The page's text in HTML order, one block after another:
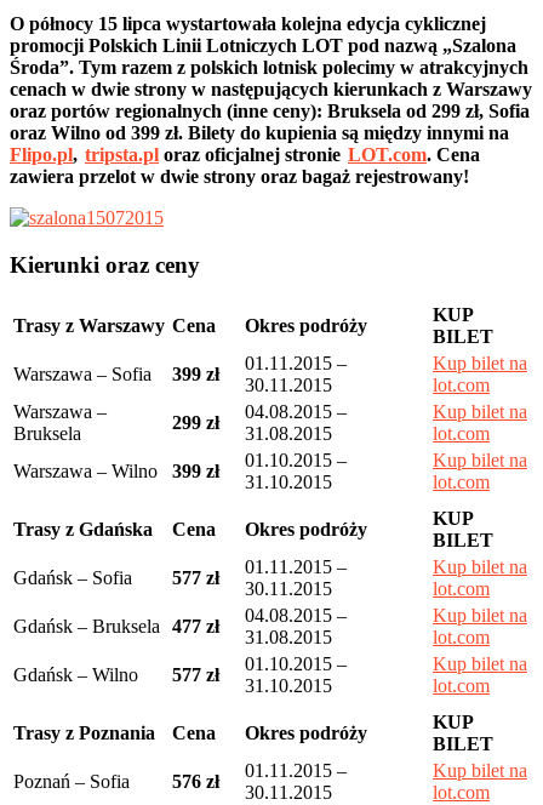
O północy 15 lipca wystartowała kolejna edycja cyklicznej
promocji Polskich Linii Lotniczych LOT pod nazwą „Szalona
Środa”. Tym razem z polskich lotnisk polecimy w atrakcyjnych
cenach w dwie strony w następujących kierunkach z Warszawy
oraz portów regionalnych (inne ceny): Bruksela od 299 zł, Sofia
oraz Wilno od 399 zł. Bilety do kupienia są między innymi na
Flipo.pl, tripsta.pl oraz oficjalnej stronie LOT.com. Cena
zawiera przelot w dwie strony oraz bagaż rejestrowany!
Kierunki oraz ceny
Trasy z Warszawy Cena Okres podróży
KUP
BILET
Warszawa – Sofia
399 zł
01.11.2015 –
30.11.2015
Kup bilet na
lot.com
Warszawa –
Bruksela
299 zł
04.08.2015 –
31.08.2015
Kup bilet na
lot.com
Warszawa – Wilno
399 zł
01.10.2015 –
31.10.2015
Kup bilet na
lot.com
Trasy z Gdańska Cena Okres podróży
KUP
BILET
Gdańsk – Sofia
577 zł
01.11.2015 –
30.11.2015
Kup bilet na
lot.com
Gdańsk – Bruksela
477 zł
04.08.2015 –
31.08.2015
Kup bilet na
lot.com
Gdańsk – Wilno
577 zł
01.10.2015 –
31.10.2015
Kup bilet na
lot.com
Trasy z Poznania Cena Okres podróży
KUP
BILET
Poznań – Sofia
576 zł
01.11.2015 –
30.11.2015
Kup bilet na
lot.com